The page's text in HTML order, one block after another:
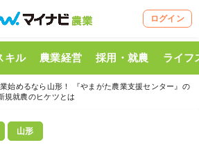
ログイン
キル 農業経営 採用・就農 ライフ
始めるなら山形！ 『やまがた農業支援センター』の
規就農のヒケツとは
山形